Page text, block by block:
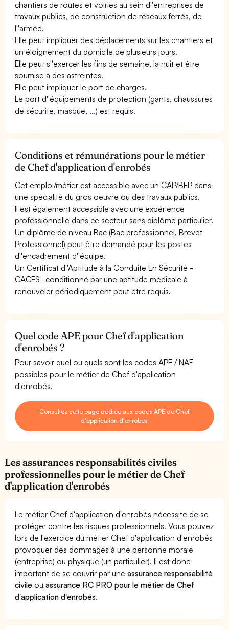
chantiers de routes et voiries au sein d''entreprises de
travaux publics, de construction de réseaux ferrés, de
l''armée.
Elle peut impliquer des déplacements sur les chantiers et
un éloignement du domicile de plusieurs jours.
Elle peut s''exercer les fins de semaine, la nuit et être
soumise à des astreintes.
Elle peut impliquer le port de charges.
Le port d''équipements de protection (gants, chaussures
de sécurité, masque, ...) est requis.
Conditions et rémunérations pour le métier
de Chef d'application d'enrobés
Cet emploi/métier est accessible avec un CAP/BEP dans
une spécialité du gros oeuvre ou des travaux publics.
Il est également accessible avec une expérience
professionnelle dans ce secteur sans diplôme particulier.
Un diplôme de niveau Bac (Bac professionnel, Brevet
Professionnel) peut être demandé pour les postes
d''encadrement d''équipe.
Un Certificat d''Aptitude à la Conduite En Sécurité -
CACES- conditionné par une aptitude médicale à
renouveler périodiquement peut être requis.
Quel code APE pour Chef d'application
d'enrobés ?
Pour savoir quel ou quels sont les codes APE / NAF
possibles pour le métier de Chef d'application
d'enrobés.
Consultez cette page dédiée aux codes APE de Chef
d'application d'enrobés
Les assurances responsabilités civiles
professionnelles pour le métier de Chef
d'application d'enrobés
Le métier Chef d'application d'enrobés nécessite de se
protéger contre les risques professionnels. Vous pouvez
lors de l'exercice du métier Chef d'application d'enrobés
provoquer des dommages à une personne morale
(entreprise) ou physique (un particulier). Il est donc
important de se couvrir par uneassurance responsabilité
civile ouassurance RC PRO pour le métier de Chef
d'application d'enrobés.